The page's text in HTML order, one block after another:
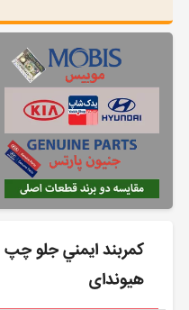
هیوندای